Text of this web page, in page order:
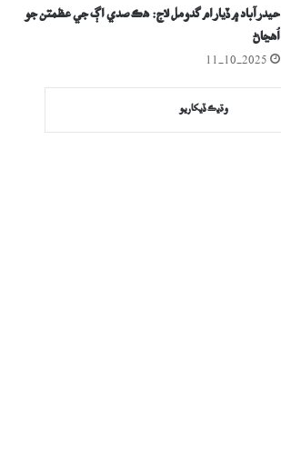
حيدرآباد ۾ ڏيارام گدومل لاج: ھڪ صدي اڳ جي عظمتن جو
اُھڃاڻ
11-10-2025
وڌيڪ ڏيکاريو